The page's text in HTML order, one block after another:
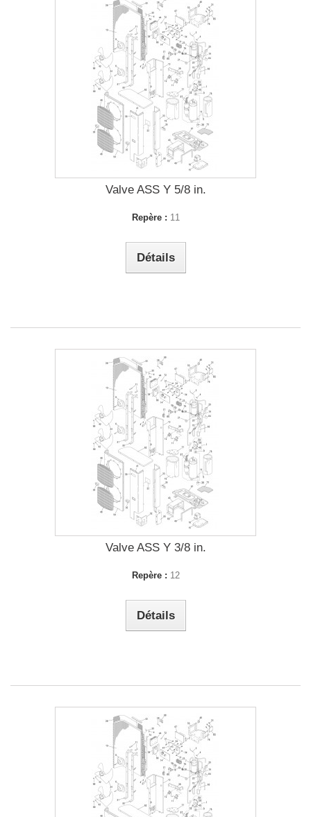
Valve ASS Y 5/8 in.
Repère : 11
Détails
Valve ASS Y 3/8 in.
Repère : 12
Détails